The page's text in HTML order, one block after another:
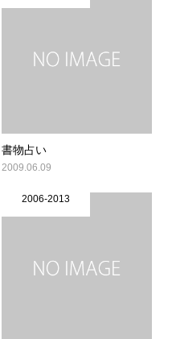
書物占い
2009.06.09
2006-2013